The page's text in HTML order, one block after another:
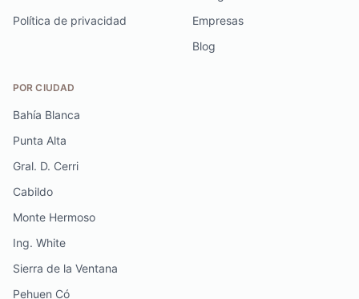
Política de privacidad
Empresas
Blog
POR CIUDAD
Bahía Blanca
Punta Alta
Gral. D. Cerri
Cabildo
Monte Hermoso
Ing. White
Sierra de la Ventana
Pehuen Có